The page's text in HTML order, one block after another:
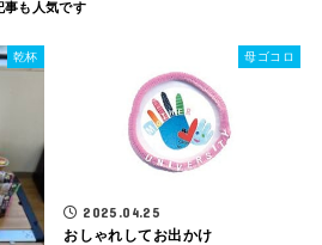
乾杯 母ゴコロ
2025.04.25
おしゃれしてお出かけ